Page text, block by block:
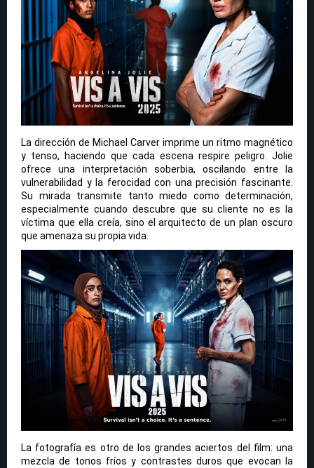
La dirección de Michael Carver imprime un ritmo magnético
y tenso, haciendo que cada escena respire peligro. Jolie
ofrece una interpretación soberbia, oscilando entre la
vulnerabilidad y la ferocidad con una precisión fascinante.
Su mirada transmite tanto miedo como determinación,
especialmente cuando descubre que su cliente no es la
víctima que ella creía, sino el arquitecto de un plan oscuro
que amenaza su propia vida.
La fotografía es otro de los grandes aciertos del film: una
mezcla de tonos fríos y contrastes duros que evocan la